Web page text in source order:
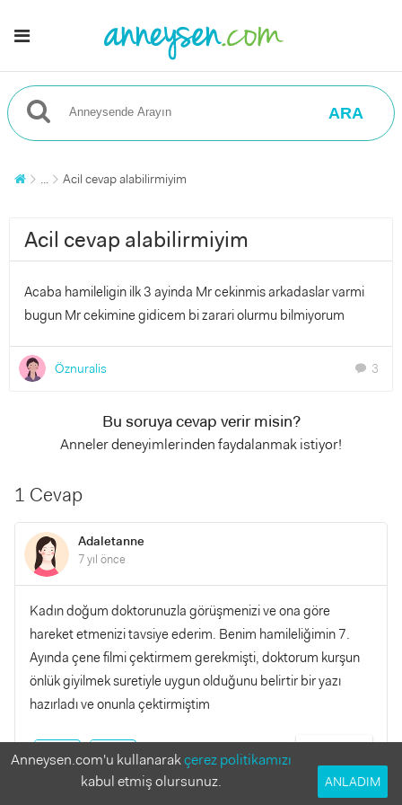
ARA
... Acil cevap alabilirmiyim
Acil cevap alabilirmiyim
Acaba hamileligin ilk 3 ayinda Mr cekinmis arkadaslar varmi
bugun Mr cekimine gidicem bi zarari olurmu bilmiyorum
Öznuralis chat 3
Bu soruya cevap verir misin?
Anneler deneyimlerinden faydalanmak istiyor!
1 Cevap
Adaletanne
7 yıl önce
Kadın doğum doktorunuzla görüşmenizi ve ona göre
hareket etmenizi tavsiye ederim. Benim hamileliğimin 7.
Ayında çene filmi çektirmem gerekmişti, doktorum kurşun
önlük giyilmek suretiyle uygun olduğunu belirtir bir yazı
hazırladı ve onunla çektirmiştim
0 0
Anneysen.com'u kullanarakçerez politikamızı
kabul etmiş olursunuz.
ANLADIM